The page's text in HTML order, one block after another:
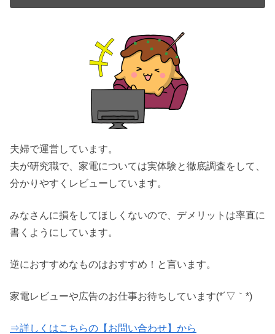
夫婦で運営しています。
夫が研究職で、家電については実体験と徹底調査をして、
分かりやすくレビューしています。
みなさんに損をしてほしくないので、デメリットは率直に
書くようにしています。
逆におすすめなものはおすすめ！と言います。
家電レビューや広告のお仕事お待ちしています(*´▽｀*)
⇒詳しくはこちらの【お問い合わせ】から